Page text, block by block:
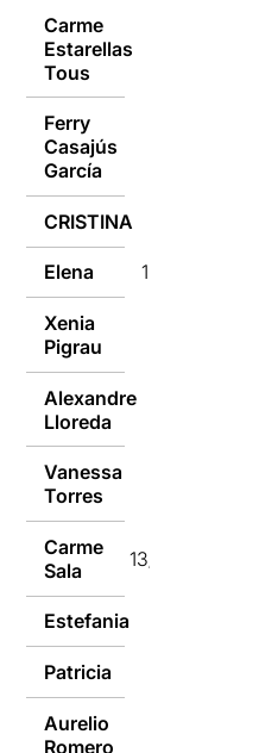
Carme
Estarellas
Tous
Ferry
Casajús
García
CRISTINA
Elena 13/02/2017
Xenia
Pigrau
Alexandre
Lloreda
Vanessa
Torres
Carme
Sala
13/02/2017
Estefania
Patricia
Aurelio
Romero